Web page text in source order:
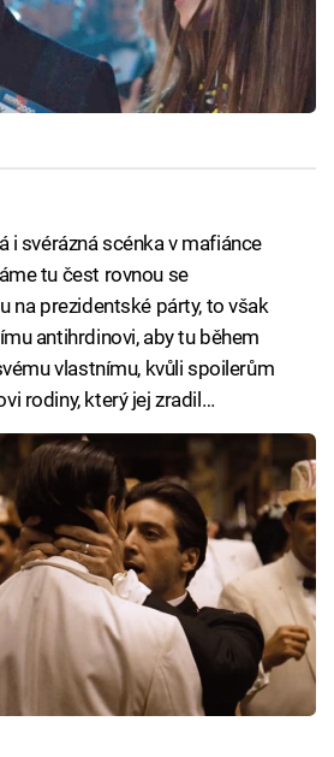
i svérázná scénka v mafiánce
tu čest rovnou se
na prezidentské párty, to však
antihrdinovi, aby tu během
vlastnímu, kvůli spoilerům
rodiny, který jej zradil…